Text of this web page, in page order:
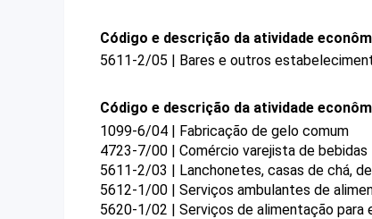
Código e descrição da atividade
5611-2/05 | Bares e outros
Código e descrição da atividade
1099-6/04 | Fabricação de gelo comum
4723-7/00 | Comércio varejista de bebidas
5611-2/03 | Lanchonetes, casas de chá,
5612-1/00 | Serviços ambulantes de
5620-1/02 | Serviços de alimentação